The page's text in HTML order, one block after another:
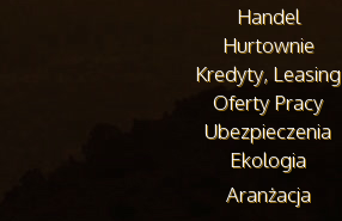
Handel
Hurtownie
Kredyty, Leasing
Oferty Pracy
Ubezpieczenia
Ekologia
Aranżacja